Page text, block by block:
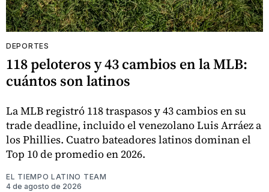
DEPORTES
118 peloteros y 43 cambios en la MLB:
cuántos son latinos
La MLB registró 118 traspasos y 43 cambios en su
trade deadline, incluido el venezolano Luis Arráez a
los Phillies. Cuatro bateadores latinos dominan el
Top 10 de promedio en 2026.
EL TIEMPO LATINO TEAM
4 de agosto de 2026